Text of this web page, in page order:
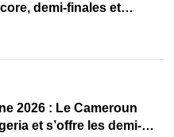
demi-finales et
2026 : Le Cameroun
et s’offre les demi-